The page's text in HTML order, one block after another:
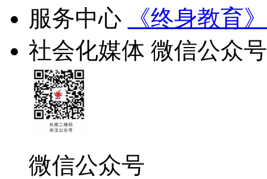
服务中心
《终身教育》
社会化媒体 微信公众号
微信公众号